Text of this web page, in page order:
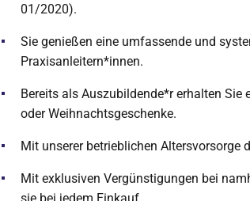
01/2020).
Sie genießen eine umfassende und
Praxisanleitern*innen.
Bereits als Auszubildende*r erhalten
oder Weihnachtsgeschenke.
Mit unserer betrieblichen Altersvorsorge
Mit exklusiven Vergünstigungen bei